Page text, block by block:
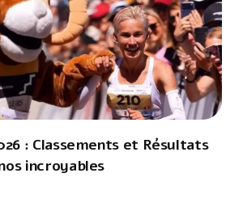
: Classements et Résultats
incroyables